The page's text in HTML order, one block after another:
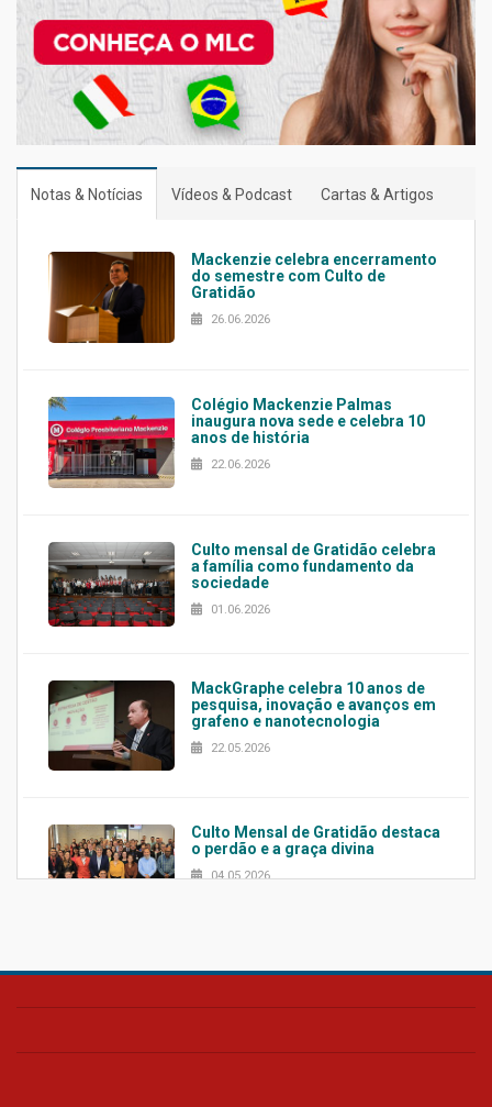
Notas & Notícias Vídeos & Podcast Cartas & Artigos
Mackenzie celebra encerramento
do semestre com Culto de
Gratidão
26.06.2026
Colégio Mackenzie Palmas
inaugura nova sede e celebra 10
anos de história
22.06.2026
Culto mensal de Gratidão celebra
a família como fundamento da
sociedade
01.06.2026
MackGraphe celebra 10 anos de
pesquisa, inovação e avanços em
grafeno e nanotecnologia
22.05.2026
Culto Mensal de Gratidão destaca
o perdão e a graça divina
04.05.2026
Confira como foi o culto mensal